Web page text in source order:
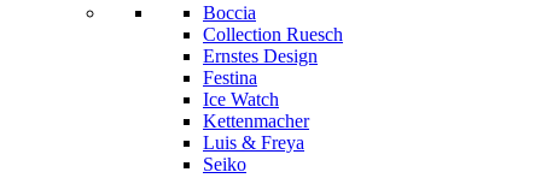
Boccia
Collection Ruesch
Ernstes Design
Festina
Ice Watch
Kettenmacher
Luis & Freya
Seiko